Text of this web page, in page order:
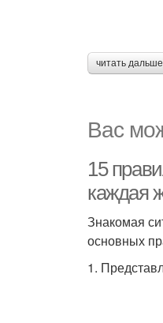
читать
Вас
15
каждая
Знакомая
основных
1.